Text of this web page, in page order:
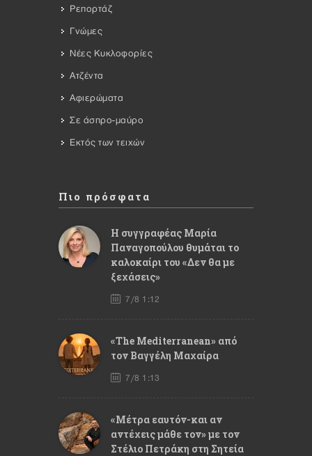
Ρεπορτάζ
Γνώμες
Νέες Κυκλοφορίες
Ατζέντα
Αφιερώματα
Σε άσπρο-μαύρο
Εκτός των τειχών
Πιο πρόσφατα
Η συγγραφέας Μαρία
Παναγοπούλου θυμάται το
καλοκαίρι του «Δεν θα με
ξεχάσεις»
7/8 1:12
«The Mediterranean» από
τον Βαγγέλη Μαχαίρα
7/8 1:13
«Μέτρα εαυτόν-και αν
αντέχεις μάθε τον» με τον
Στέλιο Πετράκη στη Σητεία